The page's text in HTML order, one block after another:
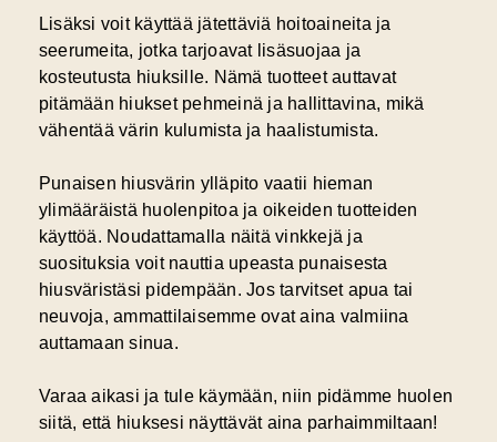
Lisäksi voit käyttää jätettäviä hoitoaineita ja
seerumeita, jotka tarjoavat lisäsuojaa ja
kosteutusta hiuksille. Nämä tuotteet auttavat
pitämään hiukset pehmeinä ja hallittavina, mikä
vähentää värin kulumista ja haalistumista.
Punaisen hiusvärin ylläpito vaatii hieman
ylimääräistä huolenpitoa ja oikeiden tuotteiden
käyttöä. Noudattamalla näitä vinkkejä ja
suosituksia voit nauttia upeasta punaisesta
hiusväristäsi pidempään. Jos tarvitset apua tai
neuvoja, ammattilaisemme ovat aina valmiina
auttamaan sinua.
Varaa aikasi ja tule käymään, niin pidämme huolen
siitä, että hiuksesi näyttävät aina parhaimmiltaan!